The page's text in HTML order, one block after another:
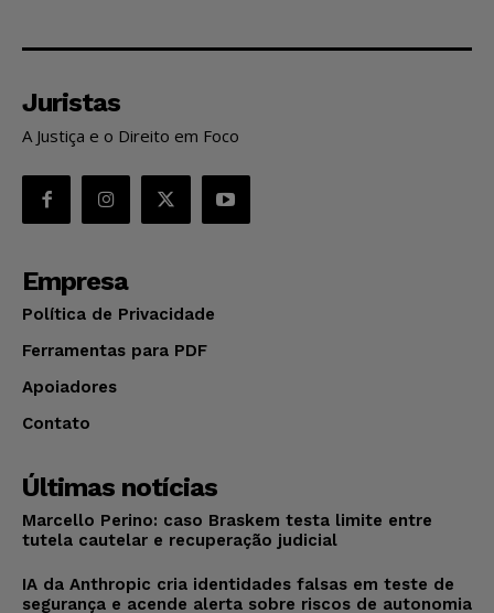
Juristas
A Justiça e o Direito em Foco
Empresa
Política de Privacidade
Ferramentas para PDF
Apoiadores
Contato
Últimas notícias
Marcello Perino: caso Braskem testa limite entre
tutela cautelar e recuperação judicial
IA da Anthropic cria identidades falsas em teste de
segurança e acende alerta sobre riscos de autonomia